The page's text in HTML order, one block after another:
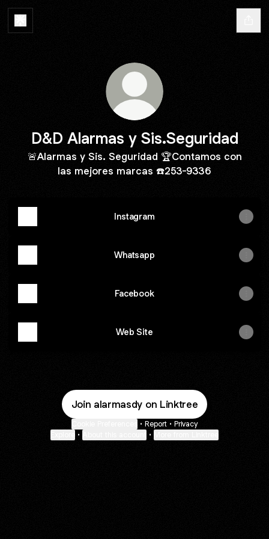
D&D Alarmas y Sis.Seguridad
🚨Alarmas y Sis. Seguridad 🏆Contamos con
las mejores marcas ☎️253-9336
Instagram
Whatsapp
Facebook
Web Site
Join alarmasdy on Linktree
• Report • Privacy
• •